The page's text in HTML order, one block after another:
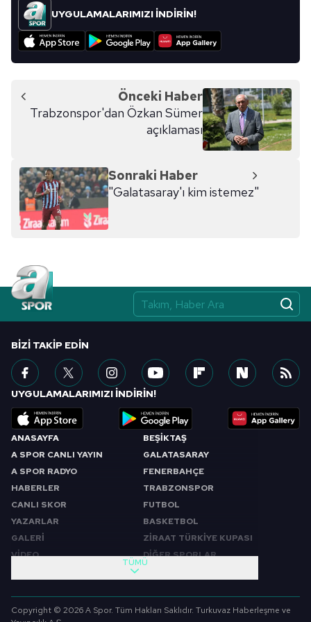
kullanılmaktadır. Bu çerezler vasıtasıyla çeşitli kişisel
verileriniz işlenmekte olup gerekli olan çerezler bilgi
toplumu hizmetlerinin sunulması amacıyla
kullanılmaktadır. Diğer çerezler, sitemizin daha işlevsel
reklam/pazarlama faaliyetlerinin yapılması, amaçlarıyla
sınırlı olarak açık rızanız dahilinde kullanılacaktır.
Çerezlere ilişkin tercihlerinizi aşağıda yer alan panel
için Ayarlar butonuna tıklayabilir,Çerez Bilgilendirme
Metnimiziziyaret edebilirsiniz.
6698 sayılı Kişisel Verilerin Korunması Kanunu uyarınca
almak için lütfen
UYGULAMALARIMIZI İNDİRİN!
Önceki Haber
Trabzonspor'dan Özkan Sümer
açıklaması
Sonraki Haber
"Galatasaray'ı kim istemez"
ANASAYFA
A SPOR CANLI YAYIN
A SPOR RADYO
HABERLER
CANLI SKOR
YAZARLAR
GALERİ
VİDEO
BEŞİKTAŞ
GALATASARAY
FENERBAHÇE
TRABZONSPOR
FUTBOL
BASKETBOL
ZİRAAT TÜRKİYE KUPASI
DİĞER SPORLAR
SABAH SPORU
FUTBOL
TÜMÜ
BIZI TAKIP EDIN
UYGULAMALARIMIZI İNDİRİN!
Copyright © 2026 A Spor. Tüm Hakları Saklıdır. Turkuvaz Haberleşme ve